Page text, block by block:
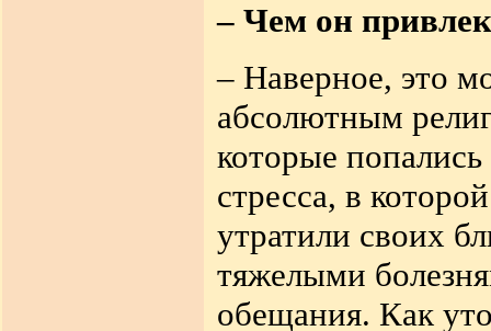
– Чем он привлек
– Наверное, это
абсолютным
которые
стресса, в
утратили своих
тяжелыми
обещания. Как